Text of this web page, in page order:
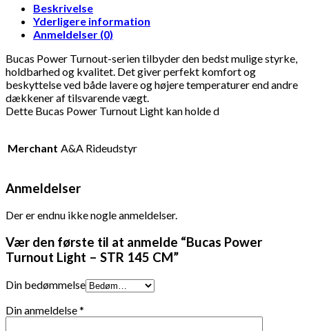
Beskrivelse
Yderligere information
Anmeldelser (0)
Bucas Power Turnout-serien tilbyder den bedst mulige styrke,
holdbarhed og kvalitet. Det giver perfekt komfort og
beskyttelse ved både lavere og højere temperaturer end andre
dækkener af tilsvarende vægt.
Dette Bucas Power Turnout Light kan holde d
Merchant A&A Rideudstyr
Anmeldelser
Der er endnu ikke nogle anmeldelser.
Vær den første til at anmelde “Bucas Power
Turnout Light – STR 145 CM”
Din bedømmelse
Din anmeldelse*